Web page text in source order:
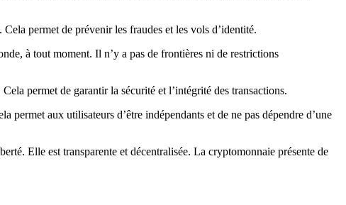
permet de prévenir les fraudes et les vols d’identité.
à tout moment. Il n’y a pas de frontières ni de restrictions
permet de garantir la sécurité et l’intégrité des transactions.
aux utilisateurs d’être indépendants et de ne pas dépendre d’une
Elle est transparente et décentralisée. La cryptomonnaie présente de